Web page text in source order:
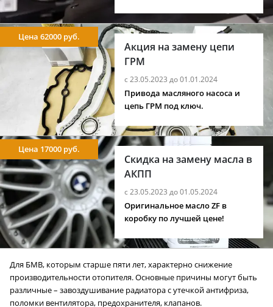
Акция на замену цепи
ГРМ
с 23.05.2023 до 01.01.2024
Цена 62000 руб.
Привода масляного насоса и
цепь ГРМ под ключ.
Скидка на замену масла в
АКПП
с 23.05.2023 до 01.05.2024
Цена 17000 руб.
Оригинальное масло ZF в
коробку по лучшей цене!
Для БМВ, которым старше пяти лет, характерно снижение
производительности отопителя. Основные причины могут быть
различные – завоздушивание радиатора с утечкой антифриза,
поломки вентилятора, предохранителя, клапанов.